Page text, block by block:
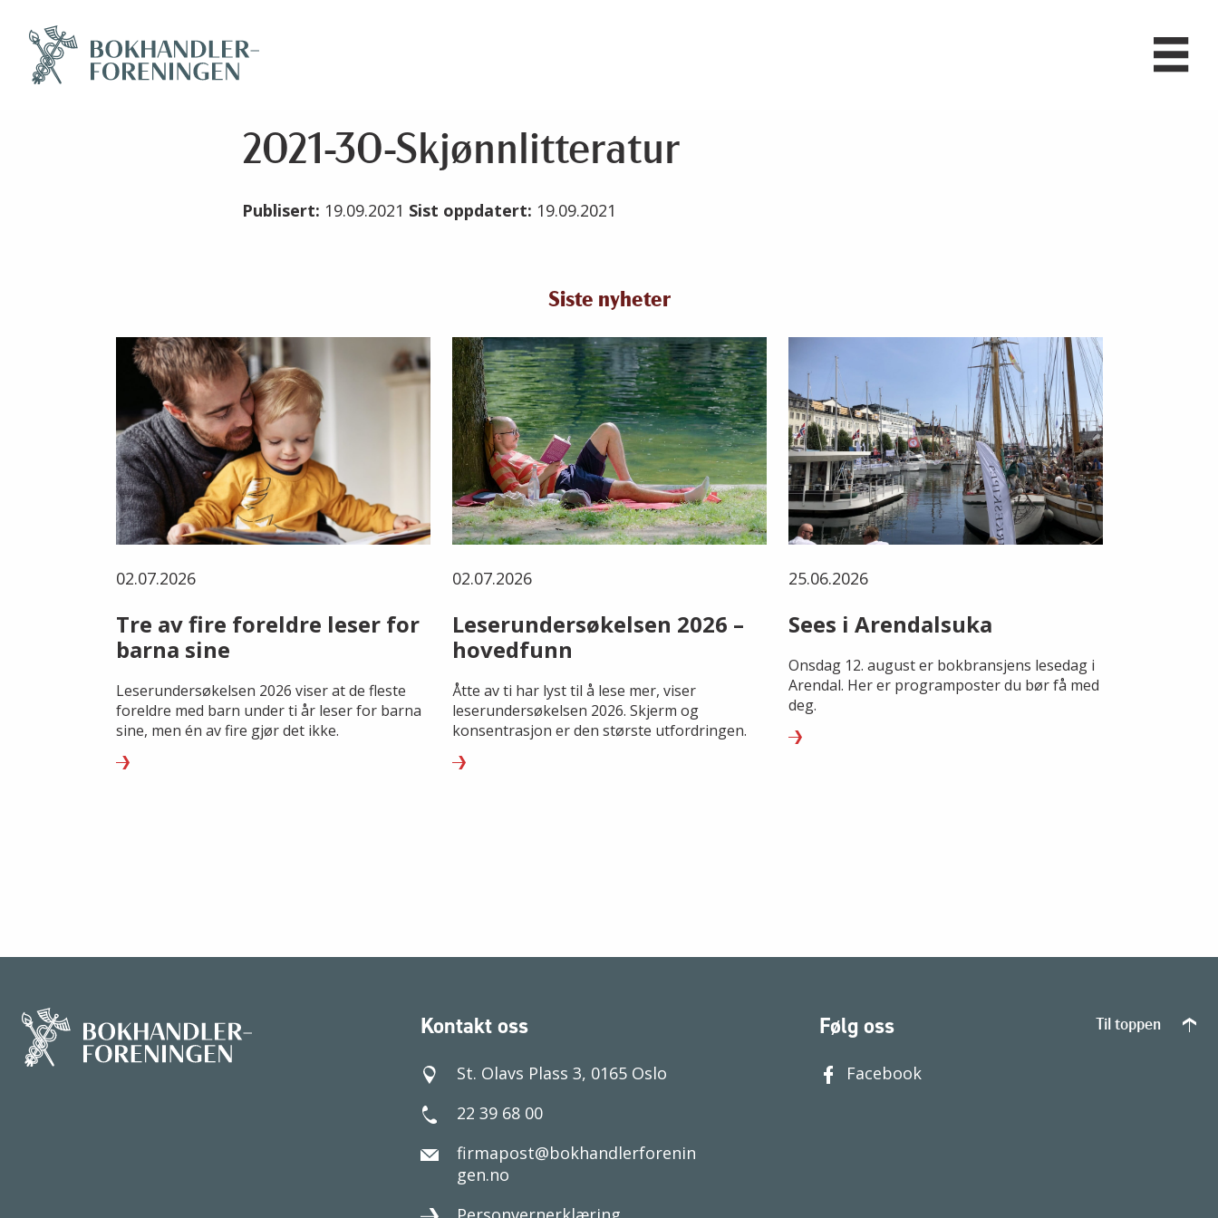
2021-30-Skjønnlitteratur
Publisert: 19.09.2021 Sist oppdatert: 19.09.2021
Siste nyheter
02.07.2026
Tre av fire foreldre leser for
barna sine
Leserundersøkelsen 2026 viser at de fleste
foreldre med barn under ti år leser for barna
sine, men én av fire gjør det ikke.
02.07.2026
Leserundersøkelsen 2026 –
hovedfunn
Åtte av ti har lyst til å lese mer, viser
leserundersøkelsen 2026. Skjerm og
konsentrasjon er den største utfordringen.
25.06.2026
Sees i Arendalsuka
Onsdag 12. august er bokbransjens lesedag i
Arendal. Her er programposter du bør få med
deg.
Kontakt oss
St. Olavs Plass 3, 0165 Oslo
22 39 68 00
firmapost@bokhandlerforenin
gen.no
Følg oss
Facebook
Til toppen